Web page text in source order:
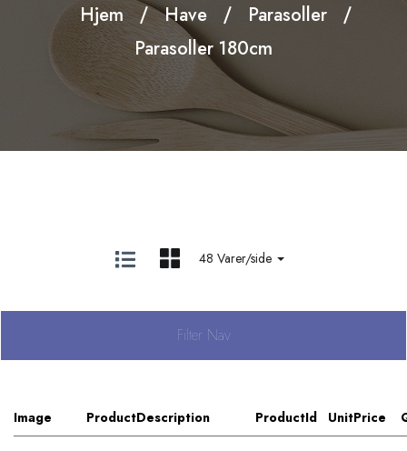
Hjem Have
Parasoller
Parasoller 180cm
48 Varer/side
Filter Nav
Image ProductDescription ProductId UnitPrice